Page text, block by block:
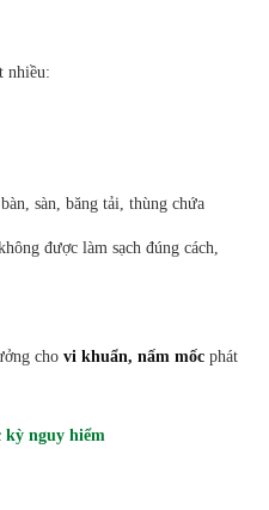
nhiều:
sàn, băng tải, thùng chứa
được làm sạch đúng cách,
cho vi khuẩn, nấm mốc phát
kỳ nguy hiểm